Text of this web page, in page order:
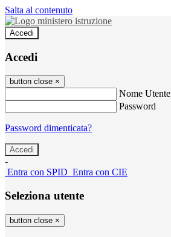
Salta al contenuto
Accedi
Accedi
button close ×
Nome Utente
Password
Password dimenticata?
-
Entra con SPID Entra con CIE
Seleziona utente
button close ×